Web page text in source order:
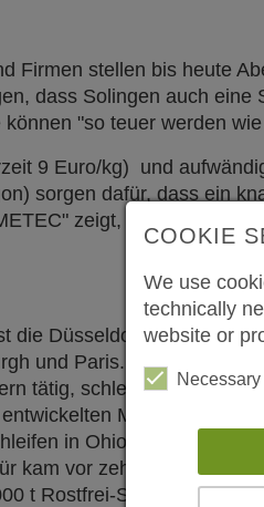
Firmen stellen bis heute
dass Solingen auch eine
"so teuer werden
9 Euro/kg) und
sorgen dafür, dass ein
zeigt, den Wert
die Düsseldorfer Messe die
und Paris. Denn die rund
tätig, schleifen
Maschinen,
in Ohio Zwar wurde
kam vor zehn Monaten
t Rostfrei-Stähle werden
COOKIE
We use
technically
website or